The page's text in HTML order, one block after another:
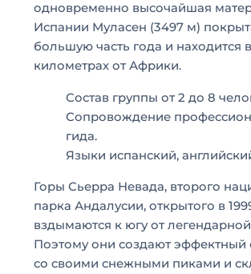
одновременно высочайшая
Испании Муласен (3497 м)
большую часть года и находится
километрах от Африки.
Состав группы от 2 до 8
Сопровождение
гида.
Языки испанский,
Горы Сьерра Невада, второго
парка Андалусии, открытого в
вздымаются к югу от
Поэтому они создают эффектный
со своими снежными пиками и